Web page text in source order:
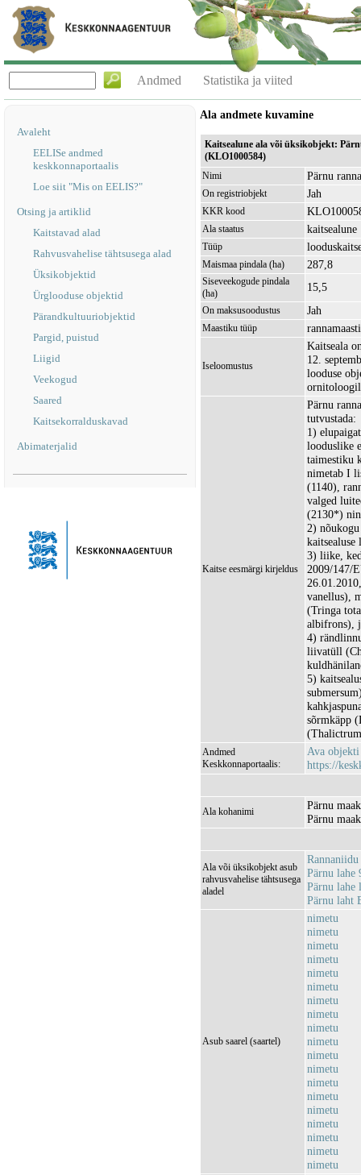
Andmed Statistika ja viited
Avaleht
EELISe andmed
keskkonnaportaalis
Loe siit "Mis on EELIS?"
Otsing ja artiklid
Kaitstavad alad
Rahvusvahelise tähtsusega alad
Üksikobjektid
Ürglooduse objektid
Pärandkultuuriobjektid
Pargid, puistud
Liigid
Veekogud
Saared
Kaitsekorralduskavad
Abimaterjalid
Ala andmete kuvamine
Kaitsealune ala või üksikobjekt:
(KLO1000584)
Nimi
Pärnu
On registriobjekt Jah
KKR kood
Ala staatus kaitsealune
Tüüp
Maismaa pindala (ha) 287,8
Siseveekogude pindala
(ha)
15,5
On maksusoodustus Jah
Maastiku tüüp
Iseloomustus
Kaitseala
12.
looduse
Kaitse eesmärgi kirjeldus
Pärnu
tutvustada:
1)
looduslike
taimestiku
nimetab I
(1140),
valged
(2130*)
2)
3) liike,
2009/147/
vanellus),
(Tringa
albifrons),
4)
liivatüll
5)
sõrmkäpp
Andmed
Keskkonnaportaalis:
Ava objekti
https://
Ala kohanimi
Pärnu
Pärnu
Ala või üksikobjekt asub
rahvusvahelise tähtsusega
aladel
Pärnu lahe
Pärnu lahe
Pärnu laht
Asub saarel (saartel)
nimetu
nimetu
nimetu
nimetu
nimetu
nimetu
nimetu
nimetu
nimetu
nimetu
nimetu
nimetu
nimetu
nimetu
nimetu
nimetu
nimetu
nimetu
nimetu